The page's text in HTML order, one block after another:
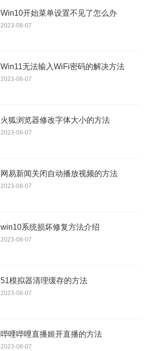
Win10开始菜单设置不见了怎么办
2023-08-07
Win11无法输入WiFi密码的解决方法
2023-08-07
火狐浏览器修改字体大小的方法
2023-08-07
网易新闻关闭自动播放视频的方法
2023-08-07
win10系统损坏修复方法介绍
2023-08-07
51模拟器清理缓存的方法
2023-08-07
哔哩哔哩直播姬开直播的方法
2023-08-07